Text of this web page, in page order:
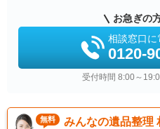
お急ぎの
相談窓口に
0120-
受付時間 8:00～
無料 みんなの遺品整理